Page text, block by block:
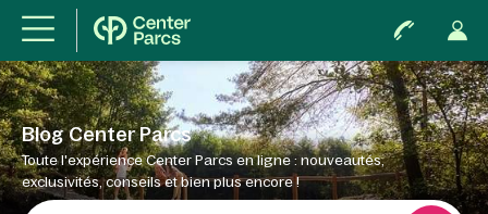
Blog Center Parcs
Toute l'expérience Center Parcs en ligne : nouveautés,
exclusivités, conseils et bien plus encore !